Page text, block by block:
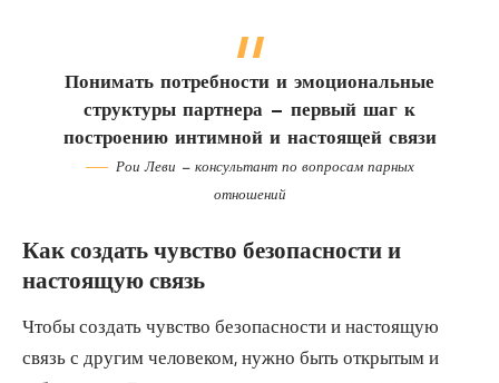
Понимать потребности и эмоциональные
структуры партнера — первый шаг к
построению интимной и настоящей связи
Рои Леви — консультант по вопросам парных
отношений
Как создать чувство безопасности и
настоящую связь
Чтобы создать чувство безопасности и настоящую
связь с другим человеком, нужно быть открытым и